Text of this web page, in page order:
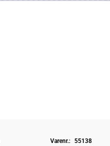
Varenr.: 55138